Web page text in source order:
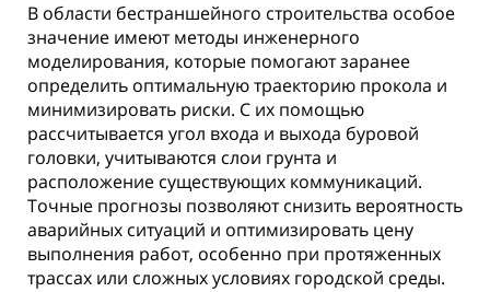
В области бестраншейного строительства особое
значение имеют методы инженерного
моделирования, которые помогают заранее
определить оптимальную траекторию прокола и
минимизировать риски. С их помощью
рассчитывается угол входа и выхода буровой
головки, учитываются слои грунта и
расположение существующих коммуникаций.
Точные прогнозы позволяют снизить вероятность
аварийных ситуаций и оптимизировать цену
выполнения работ, особенно при протяженных
трассах или сложных условиях городской среды.